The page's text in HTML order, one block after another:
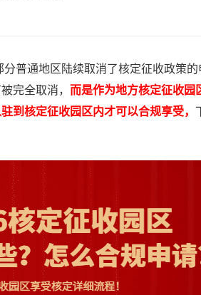
普通地区陆续取消了核定征收政策
完全取消， 而是作为地方核定征收园
到核定征收园区内才可以合规享受，